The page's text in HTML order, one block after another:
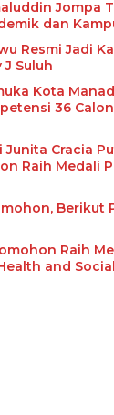
Jompa
dan
Resmi Jadi
Suluh
Kota
36
Junita Cracia
Raih Medali
Berikut
Raih
and